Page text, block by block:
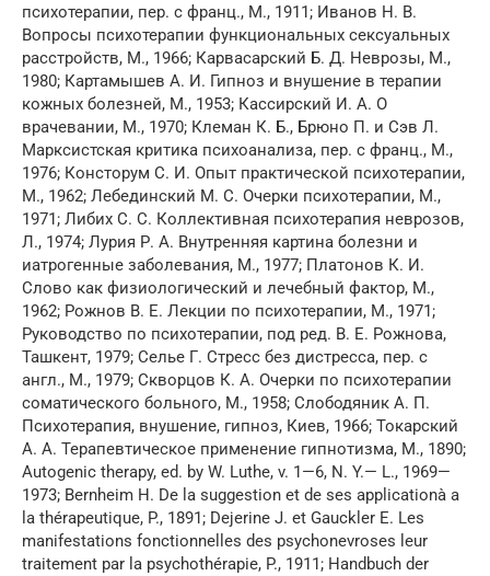
психотерапии, пер. с франц., М., 1911; Иванов Н. В.
Вопросы психотерапии функциональных сексуальных
расстройств, М., 1966; Карвасарский Б. Д. Неврозы, М.,
1980; Картамышев А. И. Гипноз и внушение в терапии
кожных болезней, М., 1953; Кассирский И. А. О
врачевании, М., 1970; Клеман К. Б., Брюно П. и Сэв Л.
Марксистская критика психоанализа, пер. с франц., М.,
1976; Консторум С. И. Опыт практической психотерапии,
М., 1962; Лебединский М. С. Очерки психотерапии, М.,
1971; Либих С. С. Коллективная психотерапия неврозов,
Л., 1974; Лурия Р. А. Внутренняя картина болезни и
иатрогенные заболевания, М., 1977; Платонов К. И.
Слово как физиологический и лечебный фактор, М.,
1962; Рожнов В. Е. Лекции по психотерапии, М., 1971;
Руководство по психотерапии, под ред. В. Е. Рожнова,
Ташкент, 1979; Селье Г. Стресс без дистресса, пер. с
англ., М., 1979; Скворцов К. А. Очерки по психотерапии
соматического больного, М., 1958; Слободяник А. П.
Психотерапия, внушение, гипноз, Киев, 1966; Токарский
А. А. Терапевтическое применение гипнотизма, М., 1890;
Autogenic therapy, ed. by W. Luthe, v. 1—6, N. Y.— L., 1969—
1973; Bernheim H. De la suggestion et de ses applicationà a
la thérapeutique, P., 1891; Dejerine J. et Gauckler E. Les
manifestations fonctionnelles des psychonevroses leur
traitement par la psychothérapie, P., 1911; Handbuch der